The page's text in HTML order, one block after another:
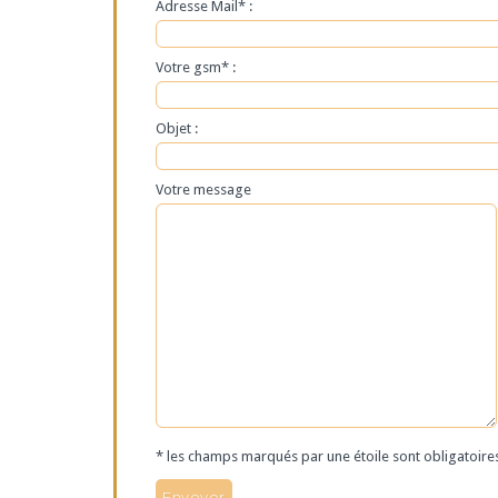
Adresse Mail* :
Votre gsm* :
Objet :
Votre message
* les champs marqués par une étoile sont